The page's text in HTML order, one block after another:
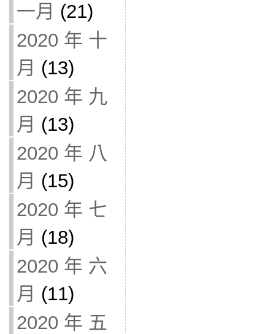
一月 (21)
2020 年 十
月 (13)
2020 年 九
月 (13)
2020 年 八
月 (15)
2020 年 七
月 (18)
2020 年 六
月 (11)
2020 年 五